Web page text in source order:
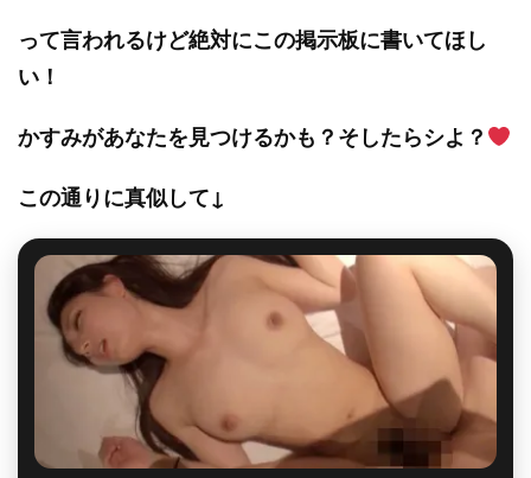
って言われるけど絶対にこの掲示板に書いてほし
い！
かすみがあなたを見つけるかも？そしたらシよ？
この通りに真似して↓